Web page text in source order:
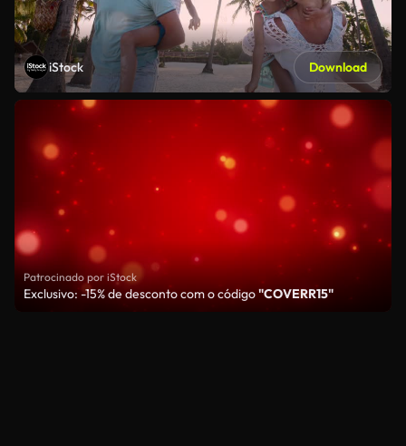
iStock Download
Patrocinado por iStock
Exclusivo: -15% de desconto com o código"COVERR15"